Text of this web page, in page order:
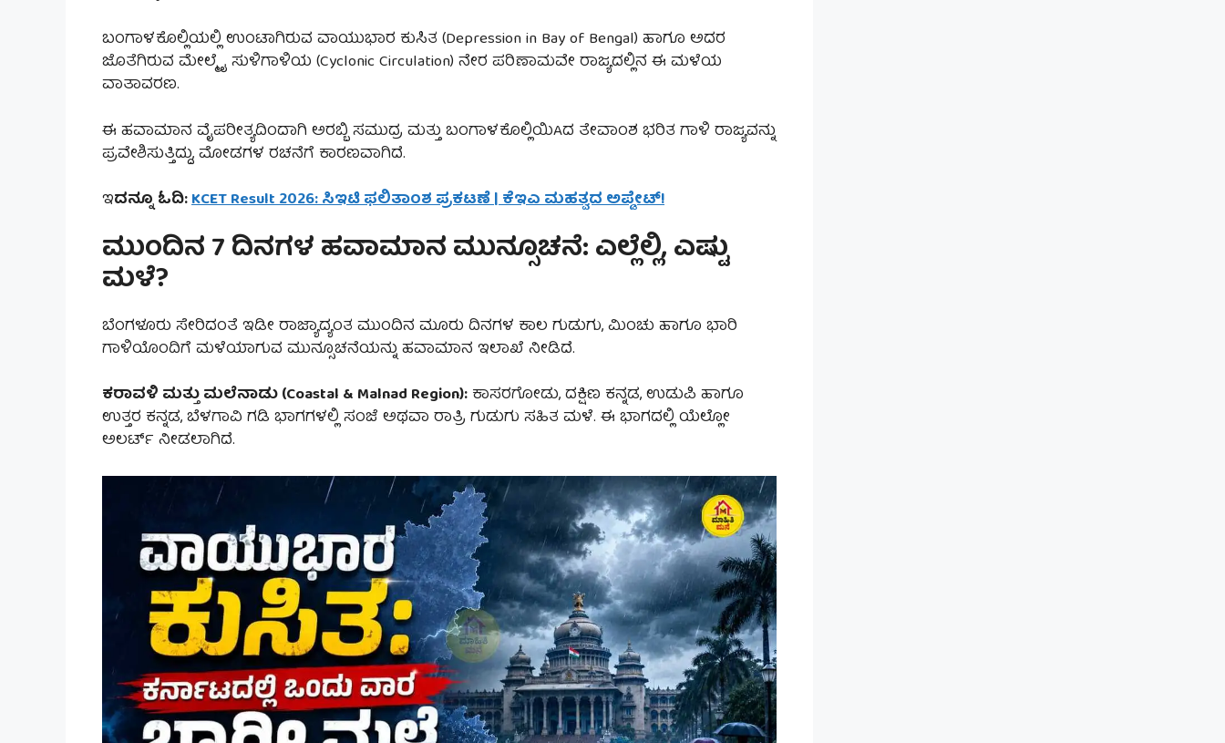
ಬಂಗಾಳಕೊಲ್ಲಿಯಲ್ಲಿ ಉಂಟಾಗಿರುವ ವಾಯುಭಾರ ಕುಸಿತ (Depression in Bay of Bengal) ಹಾಗೂ ಅದರ
ಜೊತೆಗಿರುವ ಮೇಲ್ಮೈ ಸುಳಿಗಾಳಿಯ (Cyclonic Circulation) ನೇರ ಪರಿಣಾಮವೇ ರಾಜ್ಯದಲ್ಲಿನ ಈ ಮಳೆಯ
ವಾತಾವರಣ.
ಈ ಹವಾಮಾನ ವೈಪರೀತ್ಯದಿಂದಾಗಿ ಅರಬ್ಬಿ ಸಮುದ್ರ ಮತ್ತು ಬಂಗಾಳಕೊಲ್ಲಿಯಿAದ ತೇವಾಂಶ ಭರಿತ ಗಾಳಿ ರಾಜ್ಯವನ್ನು
ಪ್ರವೇಶಿಸುತ್ತಿದ್ದು, ಮೋಡಗಳ ರಚನೆಗೆ ಕಾರಣವಾಗಿದೆ.
ಇದನ್ನೂ ಓದಿ:KCET Result 2026: ಸಿಇಟಿ ಫಲಿತಾಂಶ ಪ್ರಕಟಣೆ | ಕೆಇಎ ಮಹತ್ವದ ಅಪ್ಡೇಟ್!
ಮುಂದಿನ 7 ದಿನಗಳ ಹವಾಮಾನ ಮುನ್ಸೂಚನೆ: ಎಲ್ಲೆಲ್ಲಿ, ಎಷ್ಟು
ಮಳೆ?
ಬೆಂಗಳೂರು ಸೇರಿದಂತೆ ಇಡೀ ರಾಜ್ಯಾದ್ಯಂತ ಮುಂದಿನ ಮೂರು ದಿನಗಳ ಕಾಲ ಗುಡುಗು, ಮಿಂಚು ಹಾಗೂ ಭಾರಿ
ಗಾಳಿಯೊಂದಿಗೆ ಮಳೆಯಾಗುವ ಮುನ್ಸೂಚನೆಯನ್ನು ಹವಾಮಾನ ಇಲಾಖೆ ನೀಡಿದೆ.
ಕರಾವಳಿ ಮತ್ತು ಮಲೆನಾಡು (Coastal & Malnad Region): ಕಾಸರಗೋಡು, ದಕ್ಷಿಣ ಕನ್ನಡ, ಉಡುಪಿ ಹಾಗೂ
ಉತ್ತರ ಕನ್ನಡ, ಬೆಳಗಾವಿ ಗಡಿ ಭಾಗಗಳಲ್ಲಿ ಸಂಜೆ ಅಥವಾ ರಾತ್ರಿ ಗುಡುಗು ಸಹಿತ ಮಳೆ. ಈ ಭಾಗದಲ್ಲಿ ಯೆಲ್ಲೋ
ಅಲರ್ಟ್ ನೀಡಲಾಗಿದೆ.